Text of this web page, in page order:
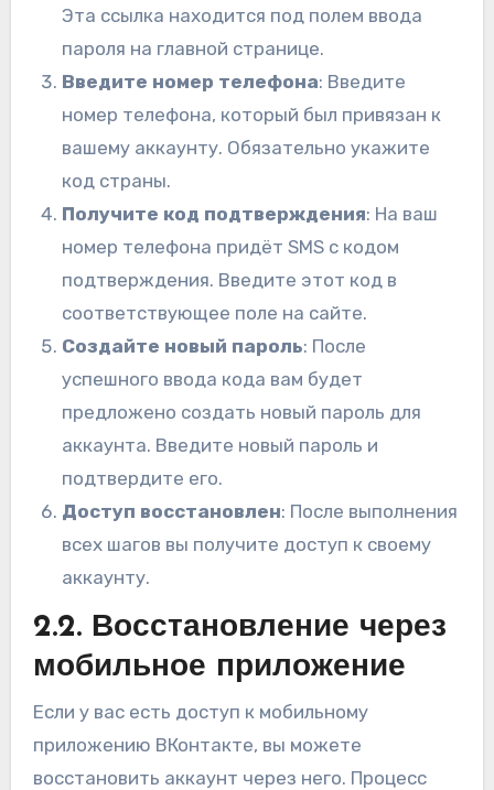
Эта ссылка находится под полем ввода
пароля на главной странице.
Введите номер телефона: Введите
номер телефона, который был привязан к
вашему аккаунту. Обязательно укажите
код страны.
Получите код подтверждения: На ваш
номер телефона придёт SMS с кодом
подтверждения. Введите этот код в
соответствующее поле на сайте.
Создайте новый пароль: После
успешного ввода кода вам будет
предложено создать новый пароль для
аккаунта. Введите новый пароль и
подтвердите его.
Доступ восстановлен: После выполнения
всех шагов вы получите доступ к своему
аккаунту.
2.2. Восстановление через
мобильное приложение
Если у вас есть доступ к мобильному
приложению ВКонтакте, вы можете
восстановить аккаунт через него. Процесс